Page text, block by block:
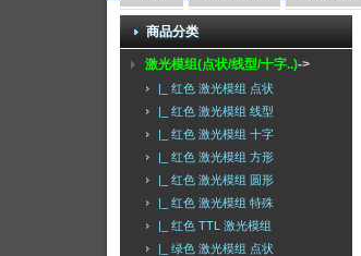
商品分类
激光模组(点状/线型/十字..)->
|_ 红色 激光模组 点状
|_ 红色 激光模组 线型
|_ 红色 激光模组 十字
|_ 红色 激光模组 方形
|_ 红色 激光模组 圆形
|_ 红色 激光模组 特殊
|_ 红色 TTL 激光模组
|_ 绿色 激光模组 点状